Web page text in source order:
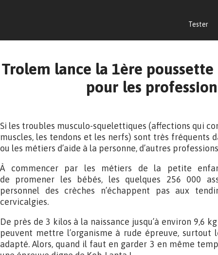
Tester
Trolem lance la 1ère
pour les
Si les troubles musculo-squelettiques (affections qui
muscles, les tendons et les nerfs) sont très fréquents
ou les métiers d’aide à la personne, d’autres
À commencer par les métiers de la petite
de promener les bébés, les quelques 256 000
personnel des crèches n’échappent pas aux
cervicalgies.
De près de 3 kilos à la naissance jusqu’à environ 9,6
peuvent mettre l’organisme à rude épreuve, surtout
adapté. Alors, quand il faut en garder 3 en même